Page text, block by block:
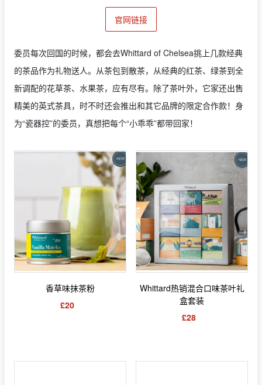
官网链接
委员每次回国的时候，都会去Whittard of Chelsea挑上几款经典
的茶品作为礼物送人。从茶包到散茶，从经典的红茶、绿茶到全
新调配的花草茶、水果茶，应有尽有。除了茶叶外，它家还出售
精美的英式茶具，时不时还会推出和其它品牌的限定合作款！身
为“瓷器控”的委员，真想把每个“小乖乖”都带回家！
香草味抹茶粉
£20
Whittard热销混合口味茶叶礼
盒套装
£28